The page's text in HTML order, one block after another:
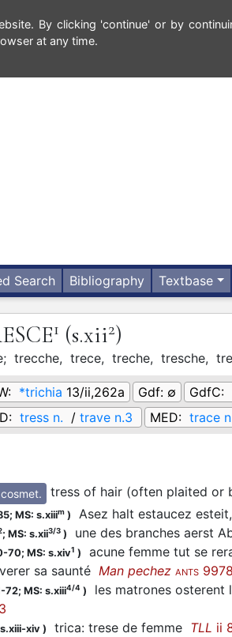
By clicking 'continue' or by
at any time.
Search Bibliography Textbase
1 (s.xii2)
trecche, trece, treche, tresche,
*trichia 13/ii,262a Gdf: ∅ GdfC:
tress n. / trave n.3 MED: trace
cosmet. tress of hair (often plaited or
MS: s.xiiim ) Asez halt estaucez
; MS: s.xii3/3 ) une des branches aerst
70; MS: s.xiv1 )
acune femme tut se
sa saunté Man pechez ANTS 9978
72; MS: s.xiii4/4 ) les matrones osterent
xiv) trica: trese de femme TLL ii